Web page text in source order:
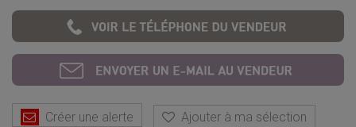
Créer une alerte Ajouter à ma sélection